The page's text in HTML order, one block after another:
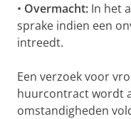
• Overmacht: In het
sprake indien een
intreedt.
Een verzoek voor
huurcontract wordt
omstandigheden